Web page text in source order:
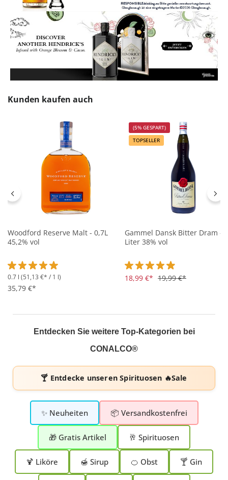
Produktgalerie überspringen
Kunden kaufen auch
Woodford Reserve Malt - 0,7L
45,2% vol
Durchschnittliche Bewertung von 5 von 5 Sternen
0.7 l (51,13 €* / 1 l)
35,79 €*
(5% GESPART)
TOPSELLER
Gammel Dansk Bitter Dram - 1
Liter 38% vol
Durchschnittliche
18,99 €* 19,99 €*
Entdecken Sie weitere Top-Kategorien bei
CONALCO®
🍸 Entdecke unserenSpirituosen 🔥Sale
✨ Neuheiten 📦 Versandkostenfrei
🎁 Gratis Artikel 🥂 Spirituosen
🍹 Liköre 🍯 Sirup 🍊 Obst 🍸 Gin